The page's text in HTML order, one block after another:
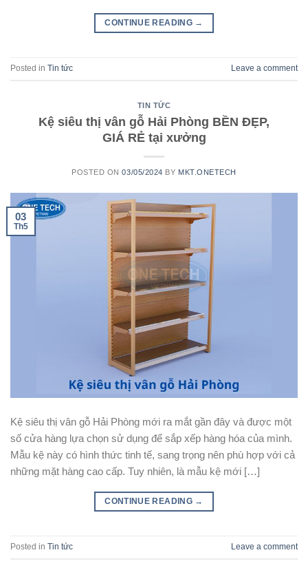
CONTINUE READING →
Posted in Tin tức Leave a comment
TIN TỨC
Kệ siêu thị vân gỗ Hải Phòng BỀN ĐẸP,
GIÁ RẺ tại xưởng
POSTED ON03/05/2024 BY MKT.ONETECH
03
Th5
Kệ siêu thị vân gỗ Hải Phòng mới ra mắt gần đây và được một
số cửa hàng lựa chọn sử dụng để sắp xếp hàng hóa của mình.
Mẫu kệ này có hình thức tinh tế, sang trọng nên phù hợp với cả
những mặt hàng cao cấp. Tuy nhiên, là mẫu kệ mới […]
CONTINUE READING →
Posted in Tin tức Leave a comment